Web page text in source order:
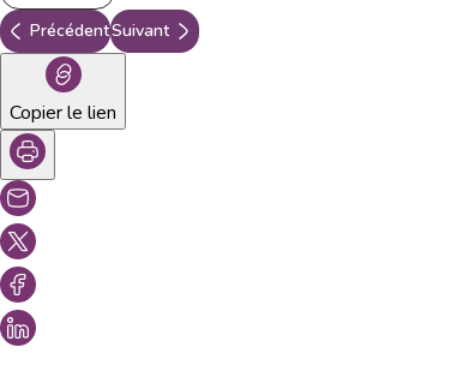
PrécédentSuivant
Copier le lien